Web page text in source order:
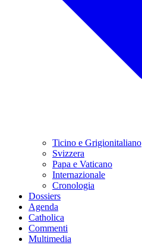
Ticino e Grigionitaliano
Svizzera
Papa e Vaticano
Internazionale
Cronologia
Dossiers
Agenda
Catholica
Commenti
Multimedia